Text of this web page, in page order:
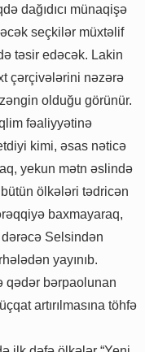
dağıdıcı münaqişə
seçkilər müxtəlif
təsir edəcək. Lakin
çərçivələrini nəzərə
olduğu görünür.
fəaliyyətinə
kimi, əsas nəticə
yekun mətn əslində
bütün ölkələri tədricən
baxmayaraq,
Selsindən
yayınıb.
qədər bərpaolunan
artırılmasına töhfə